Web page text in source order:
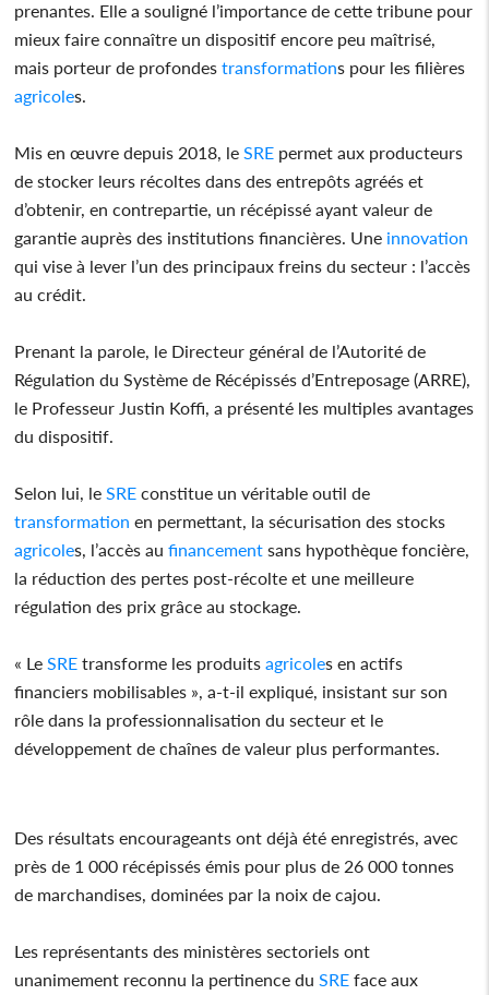
prenantes. Elle a souligné l’importance de cette tribune pour
mieux faire connaître un dispositif encore peu maîtrisé,
mais porteur de profondes transformations pour les filières
agricoles.
Mis en œuvre depuis 2018, le SRE permet aux producteurs
de stocker leurs récoltes dans des entrepôts agréés et
d’obtenir, en contrepartie, un récépissé ayant valeur de
garantie auprès des institutions financières. Une innovation
qui vise à lever l’un des principaux freins du secteur : l’accès
au crédit.
Prenant la parole, le Directeur général de l’Autorité de
Régulation du Système de Récépissés d’Entreposage (ARRE),
le Professeur Justin Koffi, a présenté les multiples avantages
du dispositif.
Selon lui, le SRE constitue un véritable outil de
transformation en permettant, la sécurisation des stocks
agricoles, l’accès au financement sans hypothèque foncière,
la réduction des pertes post-récolte et une meilleure
régulation des prix grâce au stockage.
« Le SRE transforme les produits agricoles en actifs
financiers mobilisables », a-t-il expliqué, insistant sur son
rôle dans la professionnalisation du secteur et le
développement de chaînes de valeur plus performantes.
Des résultats encourageants ont déjà été enregistrés, avec
près de 1 000 récépissés émis pour plus de 26 000 tonnes
de marchandises, dominées par la noix de cajou.
Les représentants des ministères sectoriels ont
unanimement reconnu la pertinence du SRE face aux